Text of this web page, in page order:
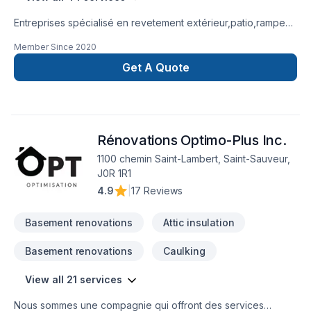
Entreprises spécialisé en revetement extérieur,patio,rampe
Member Since 2020
Get A Quote
Rénovations Optimo-Plus Inc.
1100 chemin Saint-Lambert, Saint-Sauveur,
J0R 1R1
4.9
17 Reviews
Basement renovations Attic insulation
Basement renovations Caulking
View all 21 services
Nous sommes une compagnie qui offront des services